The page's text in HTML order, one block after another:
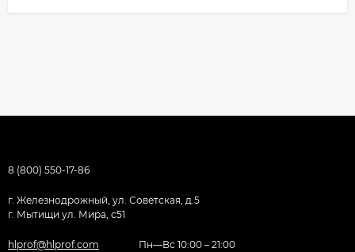
8 (800) 550-17-86
г. Железнодрожный, ул. Советская, д.5
г. Мытищи ул. Мира, с51
hlprof@hlprof.com Пн—Вс 10:00 – 21:00